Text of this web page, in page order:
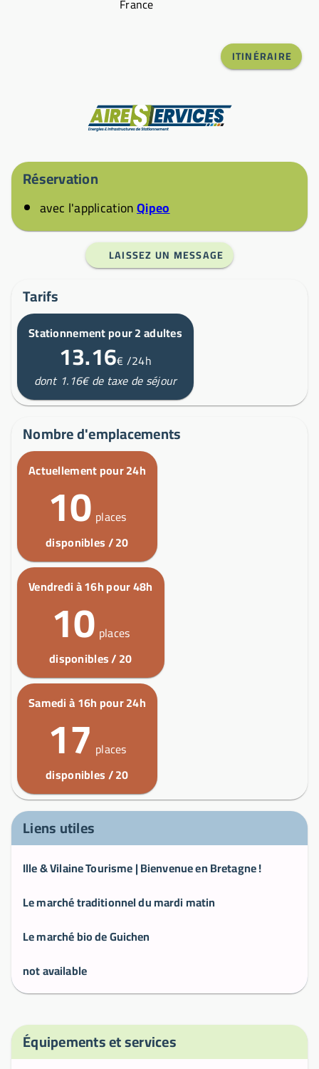
France
ITINÉRAIRE
Réservation
avec l'applicationQipeo
LAISSEZ UN MESSAGE
Tarifs
Stationnement pour 2 adultes
13.16€/24h
dont 1.16€ de taxe de séjour
Nombre d'emplacements
Actuellement pour 24h
10 places
disponibles / 20
Vendredi à 16h pour 48h
10 places
disponibles / 20
Samedi à 16h pour 24h
17 places
disponibles / 20
Liens utiles
Ille & Vilaine Tourisme | Bienvenue en Bretagne !
Le marché traditionnel du mardi matin
Le marché bio de Guichen
not available
Équipements et services